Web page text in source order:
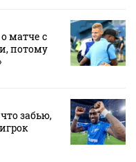
матче с
потому
забью,